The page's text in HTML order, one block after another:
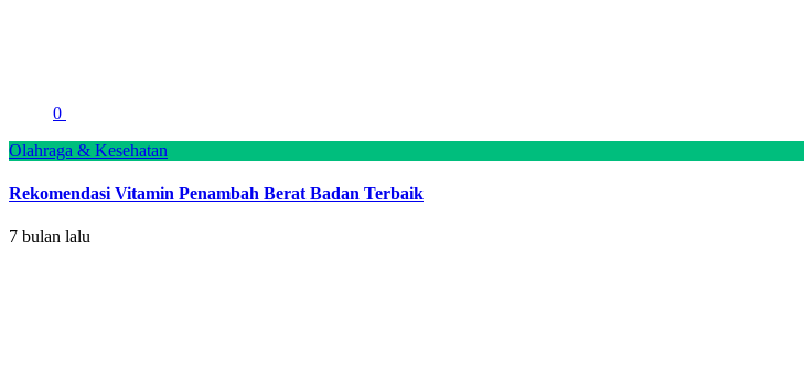
0
Olahraga & Kesehatan
Rekomendasi Vitamin Penambah Berat Badan Terbaik
7 bulan lalu